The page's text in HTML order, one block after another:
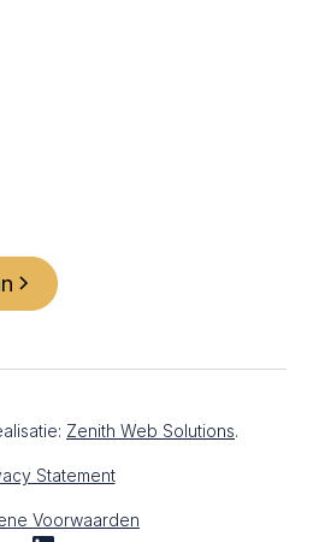
Zenith Web Solutions.
Statement
Voorwaarden